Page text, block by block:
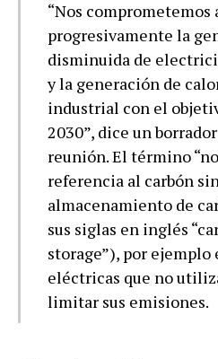
“Nos
progresivamente la
disminuida de
y la generación de
industrial con el
2030”, dice un
reunión. El término
referencia al carbón
almacenamiento de
sus siglas en inglés
storage”), por ejemplo
eléctricas que no
limitar sus emisiones.